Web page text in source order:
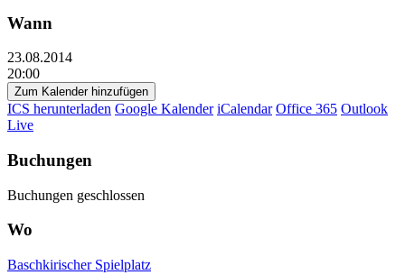
Wann
23.08.2014
20:00
Zum Kalender hinzufügen
ICS herunterladen Google Kalender iCalendar Office 365 Outlook
Live
Buchungen
Buchungen geschlossen
Wo
Baschkirischer Spielplatz